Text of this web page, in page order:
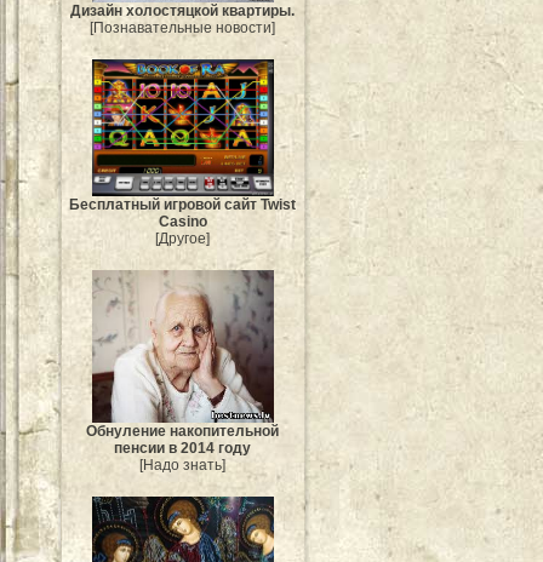
Дизайн холостяцкой квартиры.
[Познавательные новости]
Бесплатный игровой сайт Twist
Casino
[Другое]
Обнуление накопительной
пенсии в 2014 году
[Надо знать]